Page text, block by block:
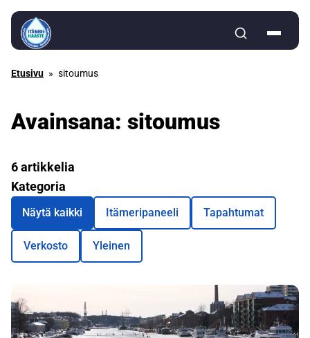
Siirry sisältöön
Etusivu » sitoumus
Avainsana: sitoumus
Kategoria
6 artikkelia
Näytä kaikki Itämeripaneeli Tapahtumat
Verkosto Yleinen